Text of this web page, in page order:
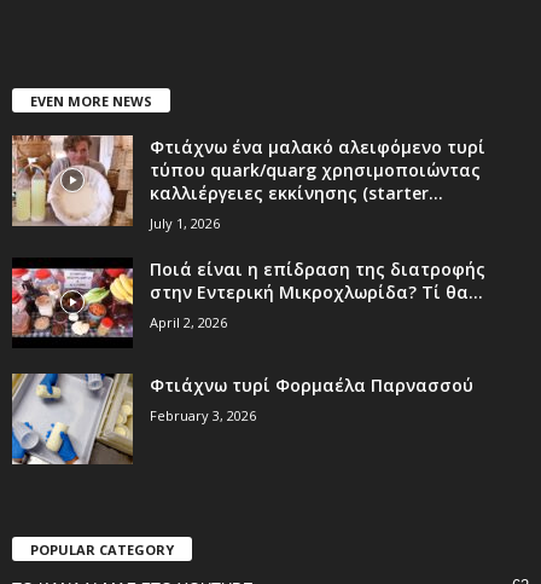
EVEN MORE NEWS
Φτιάχνω ένα μαλακό αλειφόμενο τυρί
τύπου quark/quarg χρησιμοποιώντας
καλλιέργειες εκκίνησης (starter...
July 1, 2026
Ποιά είναι η επίδραση της διατροφής
στην Εντερική Μικροχλωρίδα? Τί θα...
April 2, 2026
Φτιάχνω τυρί Φορμαέλα Παρνασσού
February 3, 2026
POPULAR CATEGORY